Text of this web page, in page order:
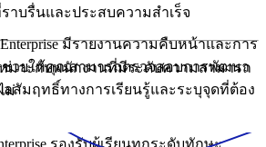
าบรื่นและประสบความสําเร็จ
มีรายงานความคืบหน้าและการ
วยให้คุณสามารถตรวจสอบการพัฒนา
สัมฤทธิ์ทางการเรียนรู้และระบุจุดที่ต้อง
เหมาะกับพนักงานที่มีระดับความสามารถ
ม่